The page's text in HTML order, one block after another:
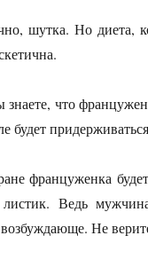
шутка. Но диета,
знаете, что
будет
француженка
листик. Ведь
возбуждающе. Не